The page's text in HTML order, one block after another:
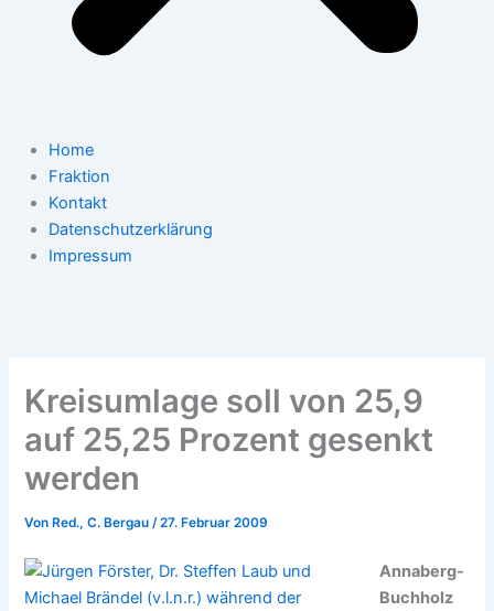
Home
Fraktion
Kontakt
Datenschutzerklärung
Impressum
Kreisumlage soll von 25,9
auf 25,25 Prozent gesenkt
werden
Von Red., C. Bergau/27. Februar 2009
Annaberg-
Buchholz